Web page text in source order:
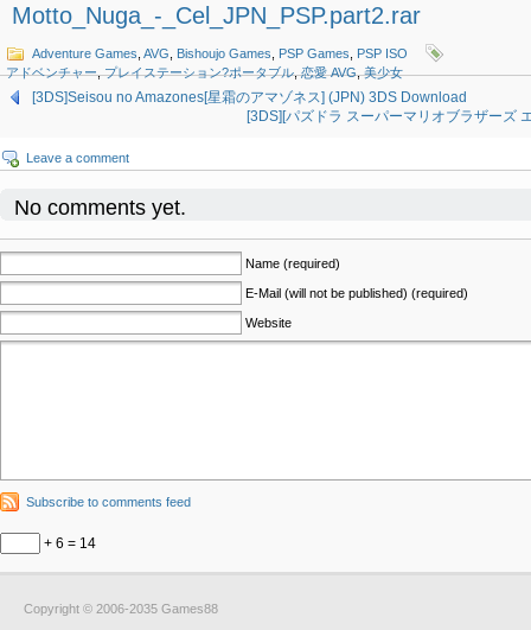
Motto_Nuga_-_Cel_JPN_PSP.part2.rar
Adventure Games AVG Bishoujo Games PSP Games
PSP ISO
アドベンチャー,プレイステーション?ポータブル,恋愛 AVG,美少女
[3DS]Seisou no Amazones[星霜のアマゾネス] (JPN) 3DS Download
[3DS][パズドラ スーパーマリオブラザーズ
Leave a comment
No comments yet.
Name (required)
E-Mail (will not be published) (required)
Website
Subscribe to comments feed
+ 6 = 14
Copyright © 2006-2035 Games88